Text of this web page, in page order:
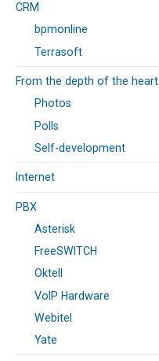
CRM
bpmonline
Terrasoft
From the depth of the heart
Photos
Polls
Self-development
Internet
PBX
Asterisk
FreeSWITCH
Oktell
VoIP Hardware
Webitel
Yate